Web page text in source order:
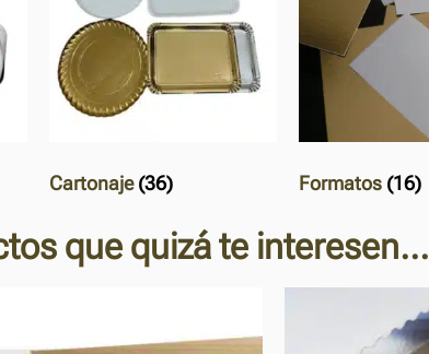
Cartonaje(36) Formatos (16)
que quizá te interesen...